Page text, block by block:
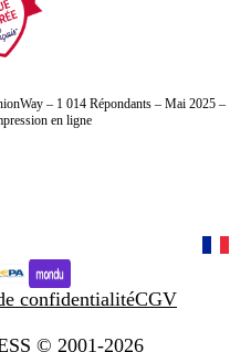
– 1 014 Répondants – Mai 2025 –
en ligne
confidentialitéCGV
© 2001-2026